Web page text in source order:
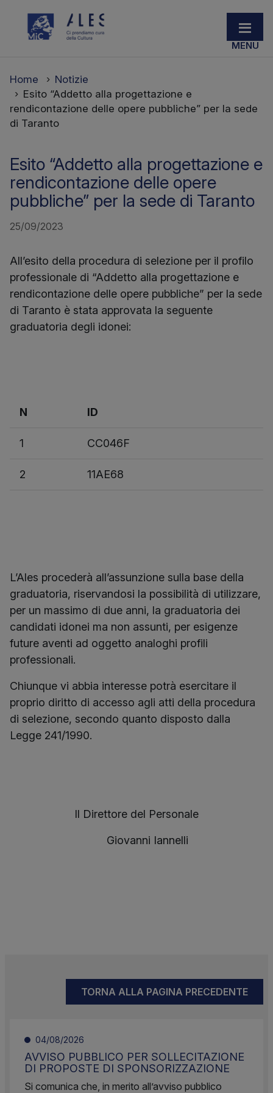
Home
Notizie
Esito “Addetto alla progettazione e
rendicontazione delle opere pubbliche” per la sede
di Taranto
Esito “Addetto alla progettazione e
rendicontazione delle opere
pubbliche” per la sede di Taranto
25/09/2023
All’esito della procedura di selezione per il profilo
professionale di “Addetto alla progettazione e
rendicontazione delle opere pubbliche” per la sede
di Taranto è stata approvata la seguente
graduatoria degli idonei:
N ID
1 CC046F
2 11AE68
L’Ales procederà all’assunzione sulla base della
graduatoria, riservandosi la possibilità di utilizzare,
per un massimo di due anni, la graduatoria dei
candidati idonei ma non assunti, per esigenze
future aventi ad oggetto analoghi profili
professionali.
Chiunque vi abbia interesse potrà esercitare il
proprio diritto di accesso agli atti della procedura
di selezione, secondo quanto disposto dalla
Legge 241/1990.
Il Direttore del Personale
Giovanni Iannelli
TORNA ALLA PAGINA PRECEDENTE
04/08/2026
AVVISO PUBBLICO PER SOLLECITAZIONE
DI PROPOSTE DI SPONSORIZZAZIONE
Si comunica che, in merito all’avviso pubblico